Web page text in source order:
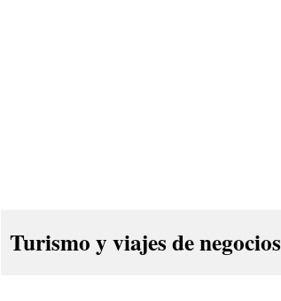
Turismo y viajes de negocios